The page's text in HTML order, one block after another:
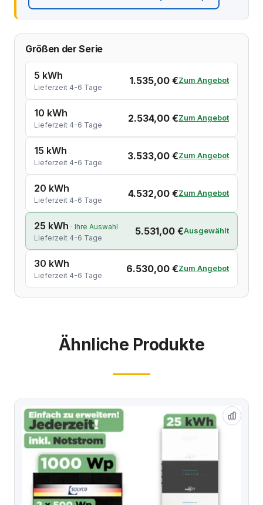
Größen der Serie
5 kWh
Lieferzeit 4-6 Tage
1.535,00 €Zum Angebot
10 kWh
Lieferzeit 4-6 Tage
2.534,00 €Zum Angebot
15 kWh
Lieferzeit 4-6 Tage
3.533,00 €Zum Angebot
20 kWh
Lieferzeit 4-6 Tage
4.532,00 €Zum Angebot
25 kWh · Ihre Auswahl
Lieferzeit 4-6 Tage
5.531,00 €Ausgewählt
30 kWh
Lieferzeit 4-6 Tage
6.530,00 €Zum Angebot
Ähnliche Produkte